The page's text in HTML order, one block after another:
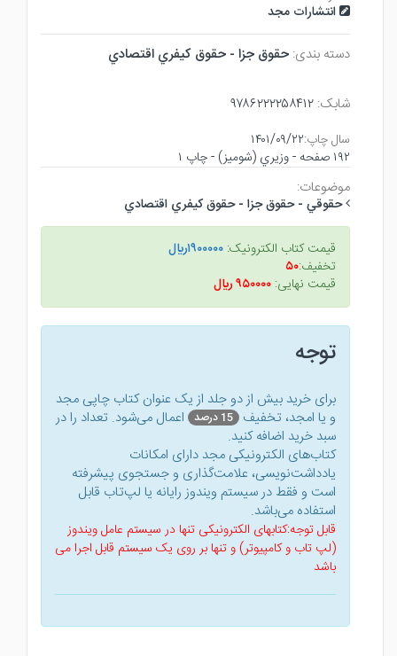
انتشارات مجد
دسته بندی: حقوق جزا - حقوق كيفري اقتصادي
شابک: ۹۷۸۶۲۲۲۲۵۸۴۱۲
سال چاپ:۱۴۰۱/۰۹/۲۲
۱۹۲ صفحه - وزيري (شوميز) - چاپ ۱
موضوعات:
حقوقي - حقوق جزا - حقوق كيفري اقتصادي
قیمت کتاب الکترونیک: ۱۹۰۰۰۰۰ريال
تخفیف:۵۰
قیمت نهایی: ۹۵۰۰۰۰ ريال
توجه
برای خرید بیش از دو جلد از یک عنوان کتاب‌ چاپی مجد
و یا امجد، تخفیف 15 درصد
اعمال می‌شود. تعداد را در
سبد خرید اضافه کنید.
کتاب‌های الکترونیکی مجد دارای امکانات
یادداشت‌نویسی، علامت‌گذاری و جستجوی پیشرفته
است و فقط در سیستم ویندوز رایانه یا لپ‌تاب قابل
استفاده می‌باشد.
قابل توجه:کتابهای الکترونیکی تنها در سیستم عامل ویندوز
(لپ تاب و کامپیوتر) و تنها بر روی یک سیستم قابل اجرا می
باشد